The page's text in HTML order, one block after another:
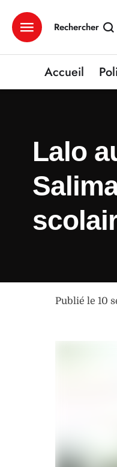
Rechercher
Accueil
Lalo
Publié le 10